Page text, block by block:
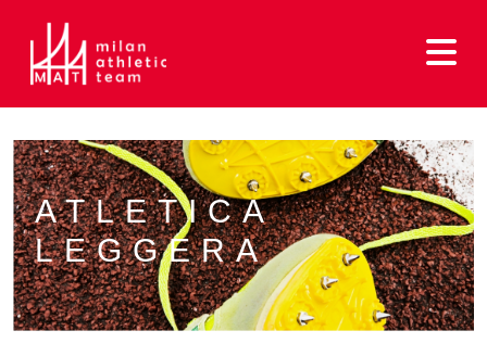
ATLETICA
LEGGERA